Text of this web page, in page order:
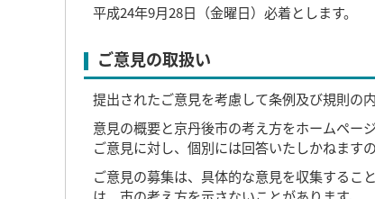
平成24年9月28日（金曜日）必着とします。
ご意見の取扱い
提出されたご意見を考慮して条例及び規則の
意見の概要と京丹後市の考え方をホームペー
ご意見に対し、個別には回答いたしかねます
ご意見の募集は、具体的な意見を収集するこ